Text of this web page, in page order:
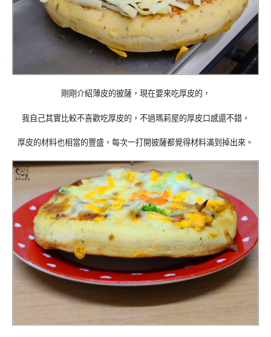
剛剛介紹薄皮的披薩，現在要來吃厚皮的，
我自己其實比較不喜歡吃厚皮的，不過瑪莉屋的厚皮口感還不錯，
厚皮的材料也相當的豐盛，每次一打開披薩都覺得材料滿到掉出來。